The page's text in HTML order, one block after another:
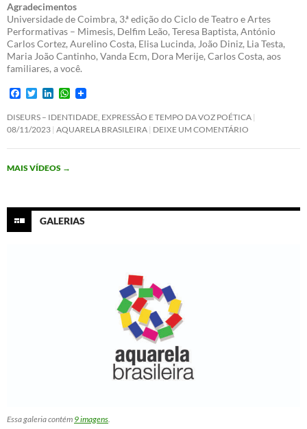
Agradecimentos
Universidade de Coimbra, 3.ª edição do Ciclo de Teatro e Artes
Performativas – Mimesis, Delfim Leão, Teresa Baptista, António
Carlos Cortez, Aurelino Costa, Elisa Lucinda, João Diniz, Lia Testa,
Maria João Cantinho, Vanda Ecm, Dora Merije, Carlos Costa, aos
familiares, a você.
F
c
e
o
k
T
i
t
e
n
k
d
n
W
a
t
A
DISEURS – IDENTIDADE, EXPRESSÃO E TEMPO DA VOZ POÉTICA
08/11/2023 AQUARELA BRASILEIRA DEIXE UM COMENTÁRIO
MAIS VÍDEOS →
GALERIAS
Essa galeria contém 9 imagens.